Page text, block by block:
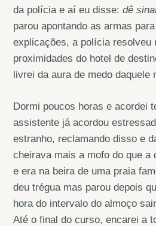
da polícia e aí eu disse:dê
parou apontando as armas
explicações, a polícia resolveu
proximidades do hotel de
livrei da aura de medo daquele
Dormi poucos horas e acordei
assistente já acordou
estranho, reclamando disso e
cheirava mais a mofo do que a
e era na beira de uma praia
deu trégua mas parou depois
hora do intervalo do almoço
Até o final do curso, encarei a